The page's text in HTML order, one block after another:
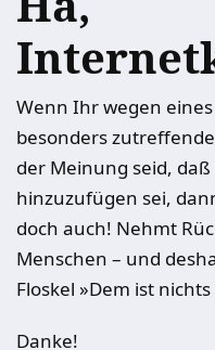
Wenn Ihr wegen
besonders
der Meinung seid,
hinzuzufügen sei,
doch auch! Nehmt
Menschen – und
Floskel »Dem ist
Danke!